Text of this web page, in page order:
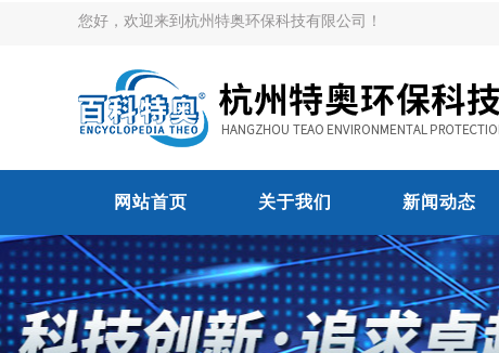
您好，欢迎来到杭州特奥环保科技有限公司！
网站首页 关于我们 新闻动态